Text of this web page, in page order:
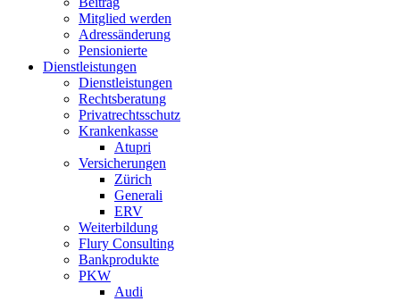
Mitglied werden
Adressänderung
Pensionierte
Dienstleistungen
Dienstleistungen
Rechtsberatung
Privatrechtsschutz
Krankenkasse
Atupri
Versicherungen
Zürich
Generali
ERV
Weiterbildung
Flury Consulting
Bankprodukte
PKW
Audi